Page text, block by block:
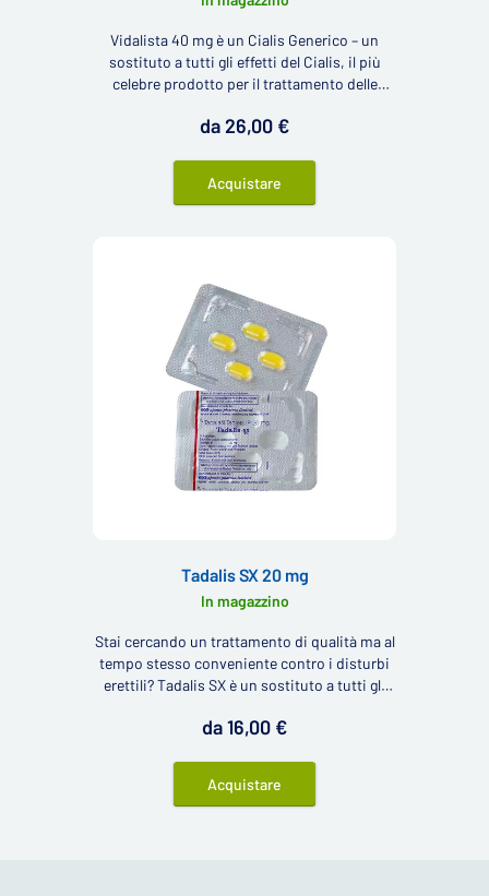
Vidalista 40 mg è un Cialis Generico – un
sostituto a tutti gli effetti del Cialis, il più
celebre prodotto per il trattamento delle
medicinale contiene 40 mg del principio
da 26,00 €
Acquistare
Tadalis SX 20 mg
In magazzino
Stai cercando un trattamento di qualità ma al
tempo stesso conveniente contro i disturbi
erettili? Tadalis SX è un sostituto a tutti gli
Generico) per il trattamento delle disfunzioni
da 16,00 €
Acquistare